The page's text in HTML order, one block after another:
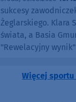
sukcesy
Żeglarskiego. Klara
świata, a Basia
"Rewelacyjny wynik"
Więcej sportu